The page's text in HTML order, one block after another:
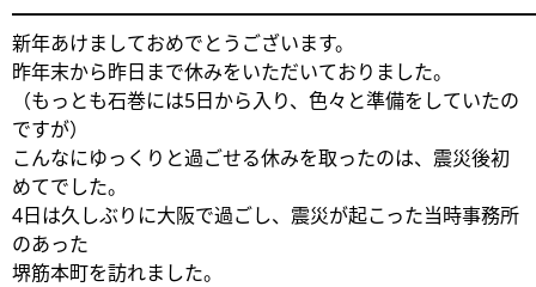
新年あけましておめでとうございます。
昨年末から昨日まで休みをいただいておりました。
（もっとも石巻には5日から入り、色々と準備をしていたの
ですが）
こんなにゆっくりと過ごせる休みを取ったのは、震災後初
めてでした。
4日は久しぶりに大阪で過ごし、震災が起こった当時事務所
のあった
堺筋本町を訪れました。